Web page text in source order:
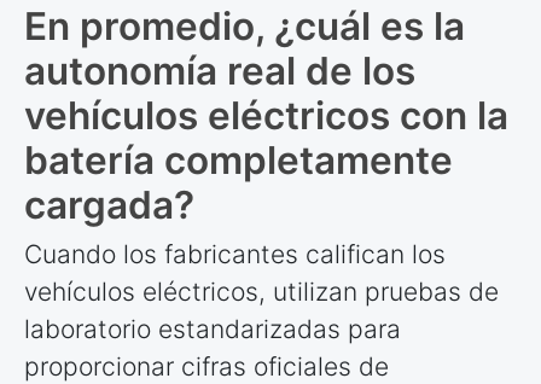
En promedio, ¿cuál es la
autonomía real de los
vehículos eléctricos con la
batería completamente
cargada?
Cuando los fabricantes califican los
vehículos eléctricos, utilizan pruebas de
laboratorio estandarizadas para
proporcionar cifras oficiales de